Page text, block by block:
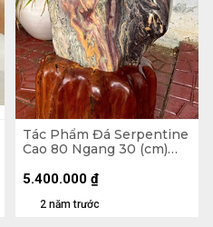
Tác Phẩm Đá Serpentine
Cao 80 Ngang 30 (cm)
2 năm trước
5.400.000 ₫